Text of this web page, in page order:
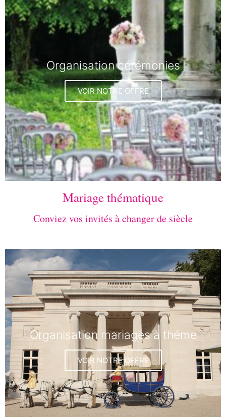
Organisation cérémonies
VOIR NOTRE OFFRE
Mariage thématique
Conviez vos invités à changer de siècle
Organisation mariages à théme
VOIR NOTRE OFFRE